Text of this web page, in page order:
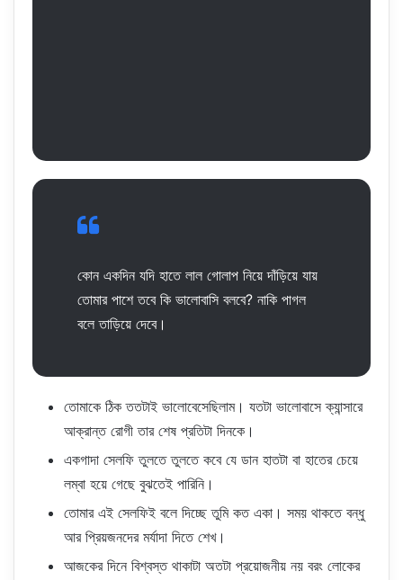
কোন একদিন যদি হাতে লাল গোলাপ নিয়ে দাঁড়িয়ে যায়
তোমার পাশে তবে কি ভালোবাসি বলবে? নাকি পাগল
বলে তাড়িয়ে দেবে।
তোমাকে ঠিক ততটাই ভালোবেসেছিলাম। যতটা ভালোবাসে ক্যান্সারে
আক্রান্ত রোগী তার শেষ প্রতিটা দিনকে।
একগাদা সেলফি তুলতে তুলতে কবে যে ডান হাতটা বা হাতের চেয়ে
লম্বা হয়ে গেছে বুঝতেই পারিনি।
তোমার এই সেলফিই বলে দিচ্ছে তুমি কত একা। সময় থাকতে বন্ধু
আর প্রিয়জনদের মর্যাদা দিতে শেখ।
আজকের দিনে বিশ্বস্ত থাকাটা অতটা প্রয়োজনীয় নয় বরং লোকের